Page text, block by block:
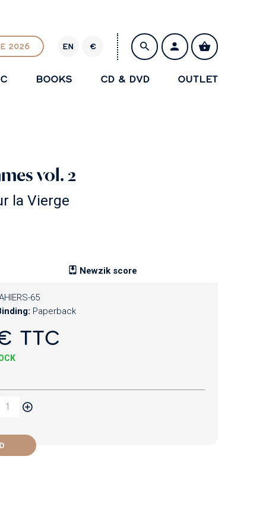
2026 EN
R
€
BOOKS CD & DVD OUTLET
vol. 2
la Vierge
Newzik score
65
Paperback
TTC